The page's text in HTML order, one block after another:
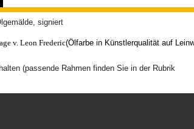
signiert
v. Leon Frederic(Ölfarbe in Künstlerqualität auf
(passende Rahmen finden Sie in der Rubrik